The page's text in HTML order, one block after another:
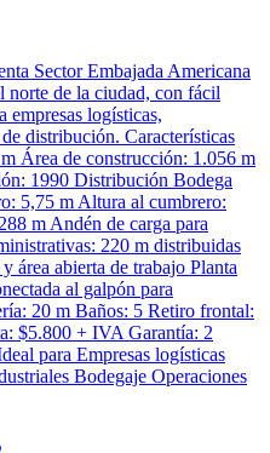
Sector Embajada Americana
norte de la ciudad, con fácil
empresas logísticas,
distribución. Características
Área de construcción: 1.056 m
1990 Distribución Bodega
5,75 m Altura al cumbrero:
m Andén de carga para
220 m distribuidas
área abierta de trabajo Planta
al galpón para
20 m Baños: 5 Retiro frontal:
$5.800 + IVA Garantía: 2
para Empresas logísticas
Bodegaje Operaciones